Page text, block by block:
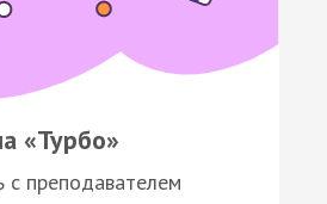
«Турбо»
с преподавателем